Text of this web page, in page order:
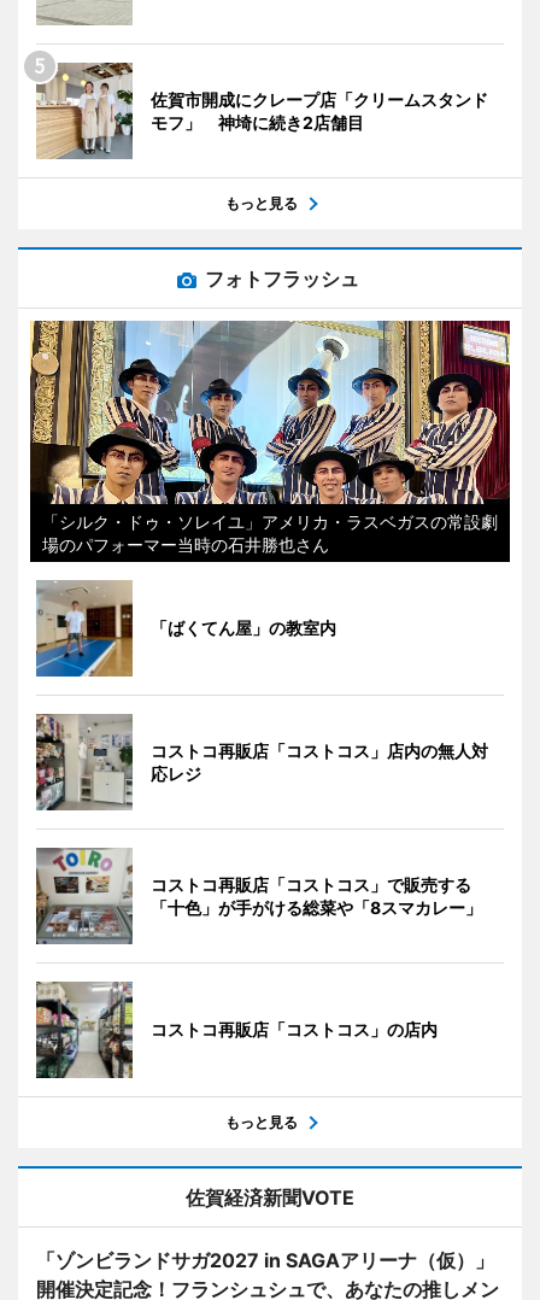
佐賀市開成にクレープ店「クリームスタンド
モフ」 神埼に続き2店舗目
もっと見る
フォトフラッシュ
「シルク・ドゥ・ソレイユ」アメリカ・ラスベガスの常設劇
場のパフォーマー当時の石井勝也さん
「ばくてん屋」の教室内
コストコ再販店「コストコス」店内の無人対
応レジ
コストコ再販店「コストコス」で販売する
「十色」が手がける総菜や「8スマカレー」
コストコ再販店「コストコス」の店内
もっと見る
佐賀経済新聞VOTE
「ゾンビランドサガ2027 in SAGAアリーナ（仮）」
開催決定記念！フランシュシュで、あなたの推しメン